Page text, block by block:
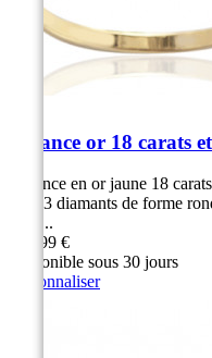
Alliance or 18 carats
Alliance en or jaune 18
rail 13 diamants de forme
Serti...
599,99 €
Disponible sous 30 jours
Personnaliser